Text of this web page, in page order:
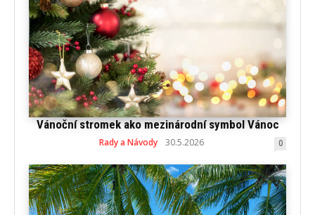
Vánoční stromek ako mezinárodní symbol Vánoc
Rady a Návody 30.5.2026 0